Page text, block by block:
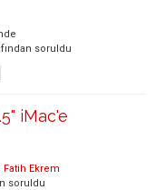
soruldu
iMac'e
Fatih Ekrem
soruldu